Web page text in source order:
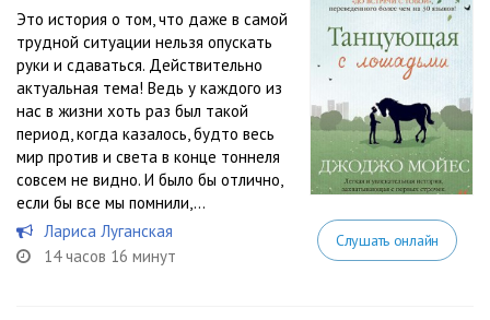
Это история о том, что даже в самой
трудной ситуации нельзя опускать
руки и сдаваться. Действительно
актуальная тема! Ведь у каждого из
нас в жизни хоть раз был такой
период, когда казалось, будто весь
мир против и света в конце тоннеля
совсем не видно. И было бы отлично,
если бы все мы помнили,...
Лариса Луганская
14 часов 16 минут
Слушать онлайн